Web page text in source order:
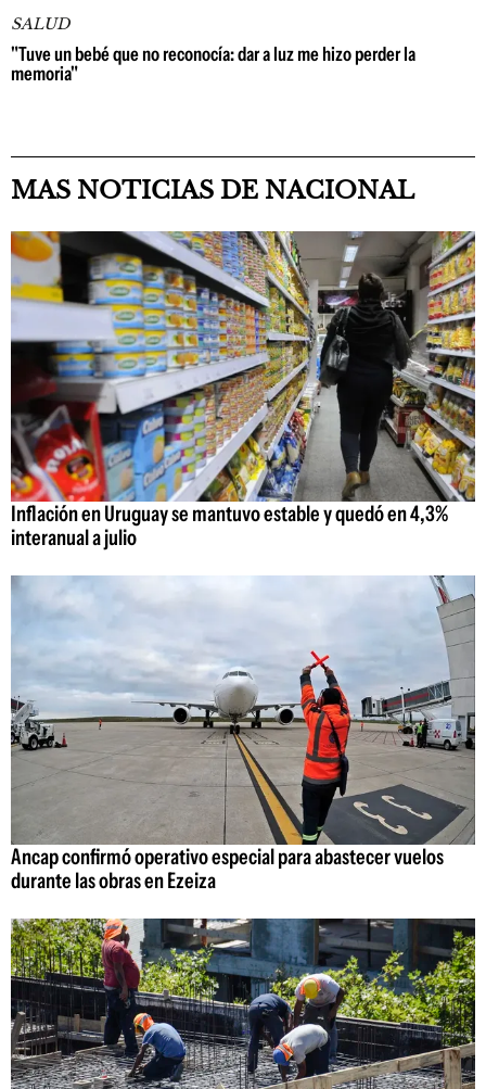
SALUD
"Tuve un bebé que no reconocía: dar a luz me hizo perder la
memoria"
MAS NOTICIAS DE NACIONAL
Inflación en Uruguay se mantuvo estable y quedó en 4,3%
interanual a julio
Ancap confirmó operativo especial para abastecer vuelos
durante las obras en Ezeiza